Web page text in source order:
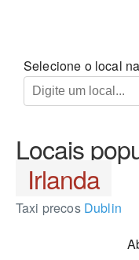
Selecione o local na
Locais
Irlanda
Taxi precos Dublin